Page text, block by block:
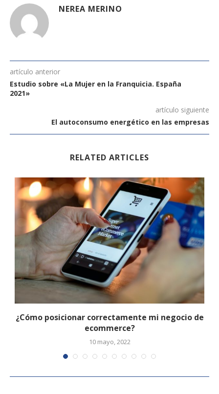
NEREA MERINO
artículo anterior
Estudio sobre «La Mujer en la Franquicia. España
2021»
artículo siguiente
El autoconsumo energético en las empresas
RELATED ARTICLES
¿Cómo posicionar correctamente mi negocio de
ecommerce?
10 mayo, 2022